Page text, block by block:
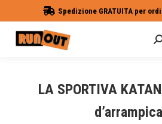
Spedizione GRATUITA per
LA SPORTIVA